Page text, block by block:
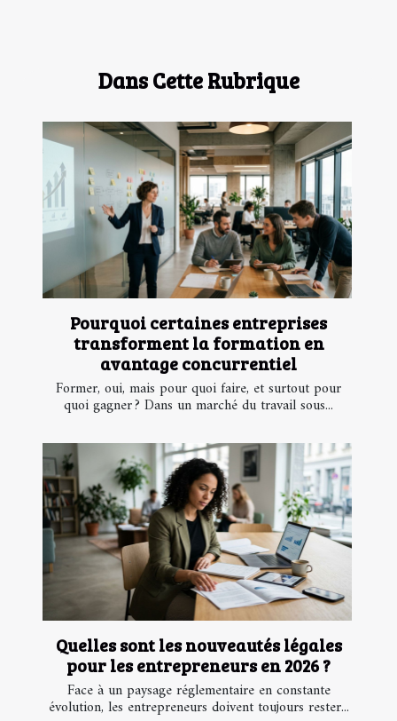
Dans Cette Rubrique
Pourquoi certaines entreprises
transforment la formation en
avantage concurrentiel
Former, oui, mais pour quoi faire, et surtout pour
quoi gagner ? Dans un marché du travail sous...
Quelles sont les nouveautés légales
pour les entrepreneurs en 2026 ?
Face à un paysage réglementaire en constante
évolution, les entrepreneurs doivent toujours rester...